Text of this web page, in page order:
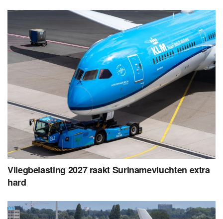
Vliegbelasting 2027 raakt Surinamevluchten extra
hard